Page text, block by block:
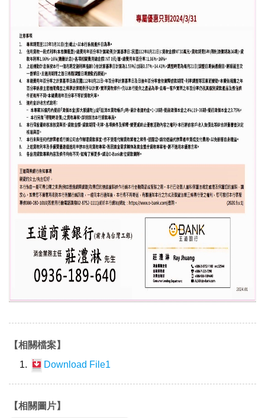
【相關檔案】
Download File1
【相關圖片】